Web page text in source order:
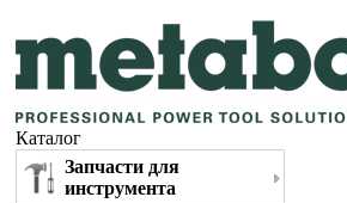
Каталог
Запчасти для
инструмента